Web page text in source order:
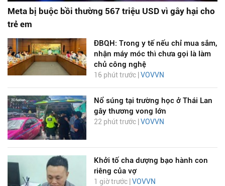
Meta bị buộc bồi thường 567 triệu USD vì gây hại cho
trẻ em
ĐBQH: Trong y tế nếu chỉ mua sắm,
nhận máy móc thì chưa gọi là làm
chủ công nghệ
16 phút trước | VOVVN
Nổ súng tại trường học ở Thái Lan
gây thương vong lớn
22 phút trước | VOVVN
Khởi tố cha dượng bạo hành con
riêng của vợ
1 giờ trước |VOVVN